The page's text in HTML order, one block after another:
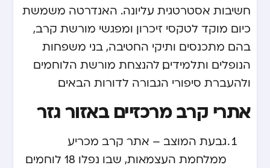
חשיבות אסטרטגית עליונה. האנדרטה משמשת
כיום מוקד לטקסי זיכרון ומפגשי מורשת קרב,
בהם מתכנסים ותיקי החטיבה, בני משפחות
הנופלים ותלמידים, להנצחת מורשת הלוחמים
ולהעברת סיפורי הגבורה לדורות הבאים.
אתרי קרב מרכזיים באזור גזר
גבעת המוצב – אתר קרב מכריע
ממלחמת העצמאות, שבו נפלו 18 לוחמים